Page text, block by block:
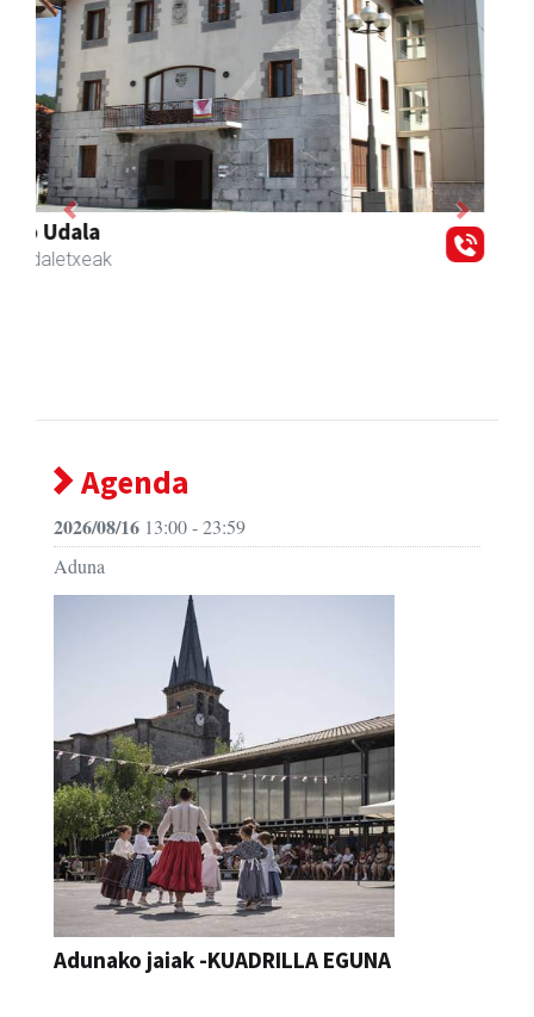
Previous Next
Agenda
2026/08/16 13:00 - 23:59
Aduna
Adunako jaiak -KUADRILLA EGUNA